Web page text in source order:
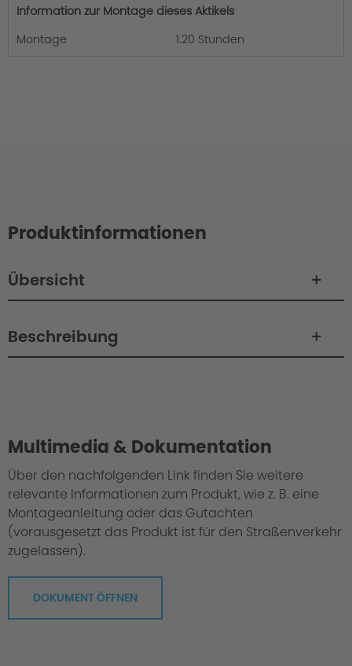
Information zur Montage dieses Aktikels
Montage
1.20 Stunden
Produktinformationen
Übersicht
Beschreibung
Multimedia & Dokumentation
Über den nachfolgenden Link finden Sie weitere
relevante Informationen zum Produkt, wie z. B. eine
Montageanleitung oder das Gutachten
(vorausgesetzt das Produkt ist für den Straßenverkehr
zugelassen).
DOKUMENT ÖFFNEN